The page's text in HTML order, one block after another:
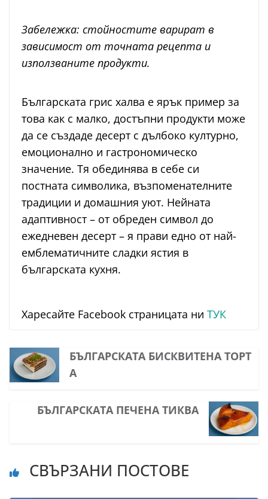
Забележка: стойностите варират в
зависимост от точната рецепта и
използваните продукти.
Българската грис халва е ярък пример за
това как с малко, достъпни продукти може
да се създаде десерт с дълбоко културно,
емоционално и гастрономическо
значение. Тя обединява в себе си
постната символика, възпоменателните
традиции и домашния уют. Нейната
адаптивност – от обреден символ до
ежедневен десерт – я прави едно от най-
емблематичните сладки ястия в
българската кухня.
Харесайте Facebook страницата ни ТУК
БЪЛГАРСКАТА БИСКВИТЕНА ТОРТ
А
БЪЛГАРСКАТА ПЕЧЕНА ТИКВА
СВЪРЗАНИ ПОСТОВЕ